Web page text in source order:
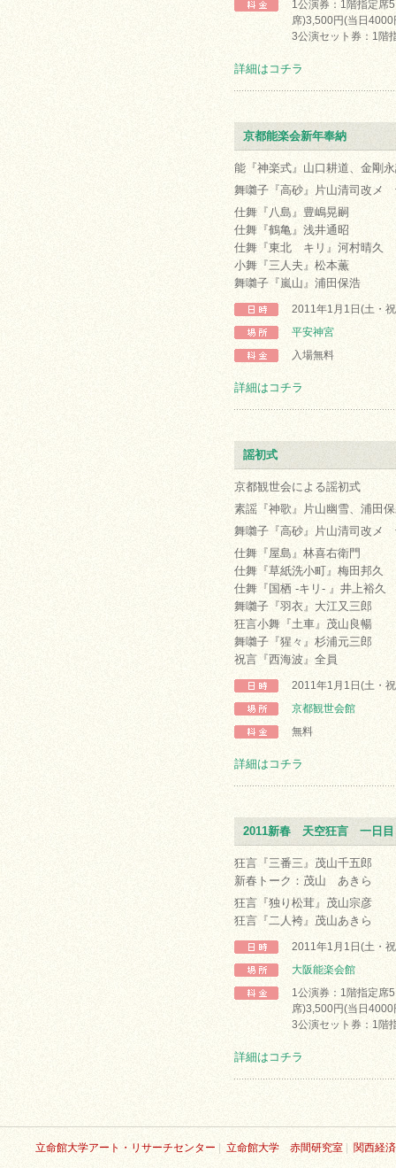
1公演券：1階指定席
席)3,500円(当日4000
3公演セット券：1階
詳細はコチラ
京都能楽会新年奉納
能『神楽式』山口耕道、金剛
舞囃子『高砂』片山清司改メ
仕舞『八島』豊嶋晃嗣
仕舞『鶴亀』浅井通昭
仕舞『東北 キリ』河村晴久
小舞『三人夫』松本薫
舞囃子『嵐山』浦田保浩
2011年1月1日(土・
平安神宮
入場無料
詳細はコチラ
謡初式
京都観世会による謡初式
素謡『神歌』片山幽雪、浦田
舞囃子『高砂』片山清司改メ
仕舞『屋島』林喜右衛門
仕舞『草紙洗小町』梅田邦久
仕舞『国栖 -キリ- 』井上裕久
舞囃子『羽衣』大江又三郎
狂言小舞『土車』茂山良暢
舞囃子『猩々』杉浦元三郎
祝言『西海波』全員
2011年1月1日(土・
京都観世会館
無料
詳細はコチラ
2011新春 天空狂言 一日目
狂言『三番三』茂山千五郎
新春トーク：茂山 あきら
狂言『独り松茸』茂山宗彦
狂言『二人袴』茂山あきら
2011年1月1日(土・
大阪能楽会館
1公演券：1階指定席
席)3,500円(当日4000
3公演セット券：1階
詳細はコチラ
立命館大学アート・リサーチセンター 立命館大学 赤間研究室 関西経